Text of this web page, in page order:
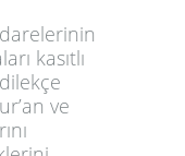
kasıtlı
ve